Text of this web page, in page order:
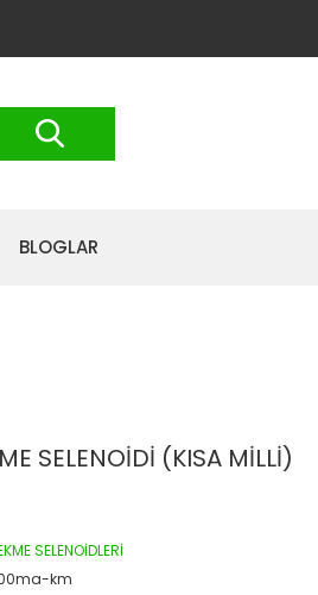
BLOGLAR
SELENOİDİ (KISA MİLLİ)
SELENOİDLERİ
km